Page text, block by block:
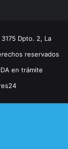
Dpto. 2, La
reservados
en trámite